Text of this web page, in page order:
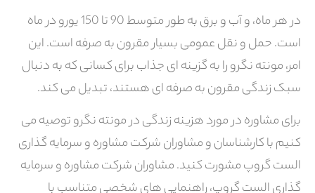
در هر ماه، و آب و برق به طور متوسط ​​90 تا 150 یورو در ماه
است. حمل و نقل عمومی بسیار مقرون به صرفه است. این
امر، مونته نگرو را به گزینه ای جذاب برای کسانی که به دنبال
سبک زندگی مقرون به صرفه ای هستند، تبدیل می کند.
برای مشاوره در مورد هزینه زندگی در مونته نگرو توصیه می
کنیم با کارشناسان و مشاوران شرکت مشاوره و سرمایه گذاری
الست گروپ مشورت کنید. مشاوران شرکت مشاوره و سرمایه
گذاری الست گروپ، راهنمایی های شخصی متناسب با